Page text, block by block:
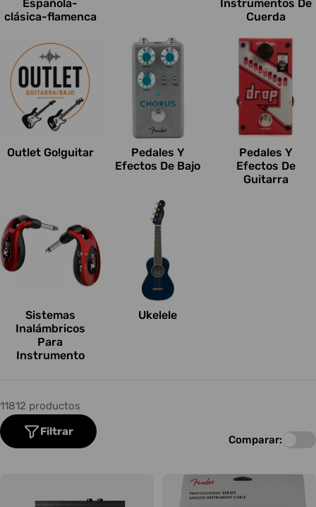
Española-
clásica-flamenca
Instrumentos De
Cuerda
Outlet Go!guitar
Pedales Y
Efectos De Bajo
Pedales Y
Efectos De
Guitarra
Sistemas
Inalámbricos
Para
Instrumento
Ukelele
11812 productos
Filtrar
Comparar: